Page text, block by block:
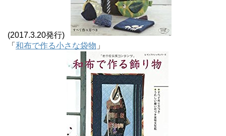
(2017.3.20発行)
「 和布で作る小さな袋物 」